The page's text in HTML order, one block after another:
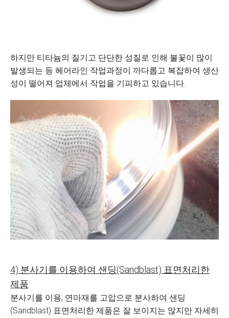
하지만 티타늄의 질기고 단단한 성질로 인해 불꽃이 많이
발생되는 등 헤어라인 작업과정이 까다롭고 복잡하여 생산
성이 떨어져 업체에서 작업을 기피하고 있습니다.
4) 분사기를 이용하여 샌딩(Sandblast) 표면처리한
제품
분사기를 이용, 연마재를 고압으로 분사하여 샌딩
(Sandblast) 표면처리한 제품은 잘 보이지는 않지만 자세히